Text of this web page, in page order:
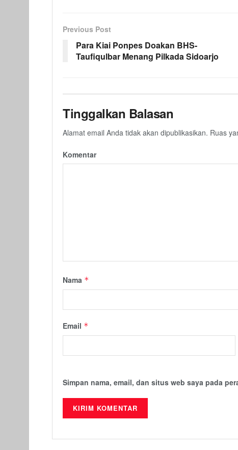
Previous Post
Para Kiai Ponpes Doakan BHS-
Taufiqulbar Menang Pilkada Sidoarjo
Tinggalkan Balasan
Alamat email Anda tidak akan dipublikasikan. Ruas
Komentar
Nama *
Email *
Simpan nama, email, dan situs web saya pada